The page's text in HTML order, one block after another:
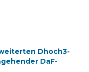
Dhoch3-
DaF-